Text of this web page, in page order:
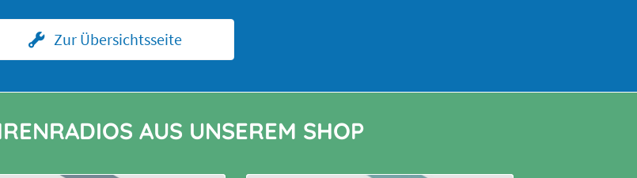
Zur Übersichtsseite
AUS UNSEREM SHOP